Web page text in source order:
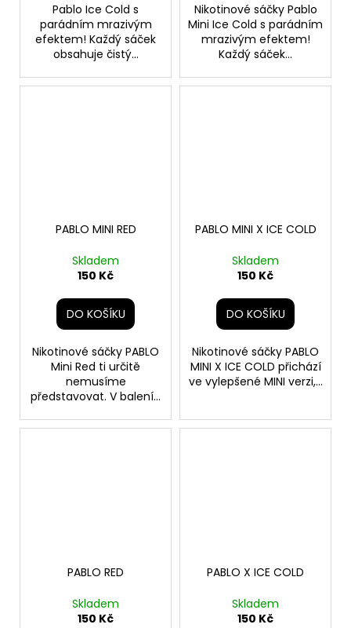
Pablo Ice Cold s
parádním mrazivým
efektem! Každý sáček
obsahuje čistý...
Nikotinové sáčky Pablo
Mini Ice Cold s parádním
mrazivým efektem!
Každý sáček...
PABLO MINI RED
Skladem
150 Kč
DO KOŠÍKU
Nikotinové sáčky PABLO
Mini Red ti určitě
nemusíme
představovat. V balení...
PABLO MINI X ICE COLD
Skladem
150 Kč
DO KOŠÍKU
Nikotinové sáčky PABLO
MINI X ICE COLD přichází
ve vylepšené MINI verzi,...
PABLO RED
Skladem
150 Kč
PABLO X ICE COLD
Skladem
150 Kč